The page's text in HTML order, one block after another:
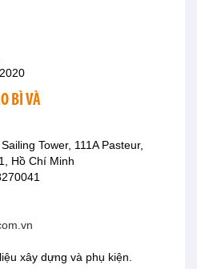
BÌ VÀ
Tower, 111A Pasteur,
Hồ Chí Minh
xây dựng và phụ kiện.